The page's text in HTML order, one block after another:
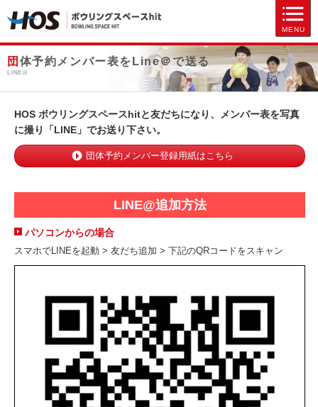
MENU
団体予約メンバー表をLine＠で送る
LINE@
HOS ボウリングスペースhitと友だちになり、メンバー表を写真
に撮り「LINE」でお送り下さい。
団体予約メンバー登録用紙はこちら
LINE@追加方法
パソコンからの場合
スマホでLINEを起動 > 友だち追加 > 下記のQRコードをスキャン